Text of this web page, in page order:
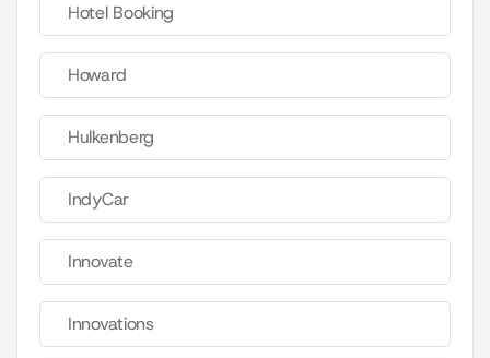
Hotel Booking
Howard
Hulkenberg
IndyCar
Innovate
Innovations